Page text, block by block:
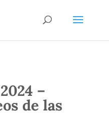
–
de las